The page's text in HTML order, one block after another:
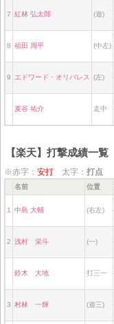
7 紅林 弘太郎 (遊)
8 福田 周平 (中左)
9 エドワード・オリバレス (左)
麦谷 祐介 走中
【楽天】打撃成績一覧
※赤字： 安打 太字： 打点
名前 位置
1 中島 大輔 (右左)
2 浅村 栄斗 (一)
鈴木 大地 打三一
3 村林 一輝 (遊三)